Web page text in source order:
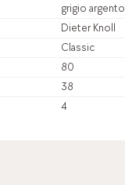
grigio argento
Dieter Knoll
Classic
80
38
4